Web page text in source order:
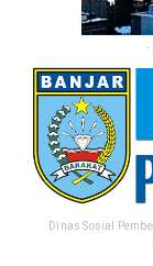
-
Dinas Sosial